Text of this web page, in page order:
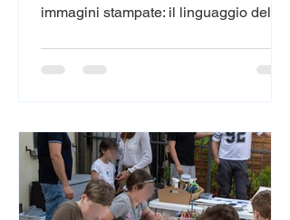
immagini stampate: il linguaggio della
racconta, un pensiero che prende
impressa sulla lastra conserva
l’energia di un movimento, la memoria
di una scelta, la forza espressiva di un
linguaggio antico e sempre attuale.